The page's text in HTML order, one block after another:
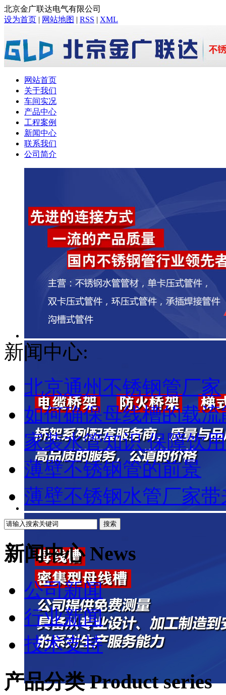
北京金广联达电气有限公司
设为首页 | 网站地图 | RSS | XML
网站首页
关于我们
车间实况
产品中心
工程案例
新闻中心
联系我们
公司简介
新闻中心:
北京通州不锈钢管厂家
如何确保母线槽的载
家装水管知识 保障饮
薄壁不锈钢管的前景
薄壁不锈钢水管厂家
新闻中心 News
公司新闻
行业新闻
技术支持
产品分类 Product series